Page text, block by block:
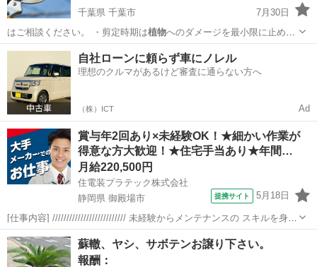
千葉県 千葉市
7月30日
はご相談ください。 ・剪定時期は植物へのダメージを最小限に止める
べく、作業…
千葉 千葉市 手伝いたい/助けたい
自社ローンに頼らず車にノレル
理想のクルマがあるけど審査に通らない方へ
（株）ICT Ad
賞与年2回あり×未経験OK！★細かい作業が
得意な方大歓迎！★住宅手当あり★年間…
月給220,500円
住電装プラテック株式会社
静岡県 御殿場市
提携サイト 5月18日
[仕事内容] ////////////////////////// 未経験からメンテナンスの スキルを身に
つけられるお仕事です！ 模型やプラモデルの作成など、 細かい作業が
得意な方、大歓迎です！ //////////////...
静岡 御殿場市 工場
蘇轍、ヤシ、サボテンお譲り下さい。
報酬：